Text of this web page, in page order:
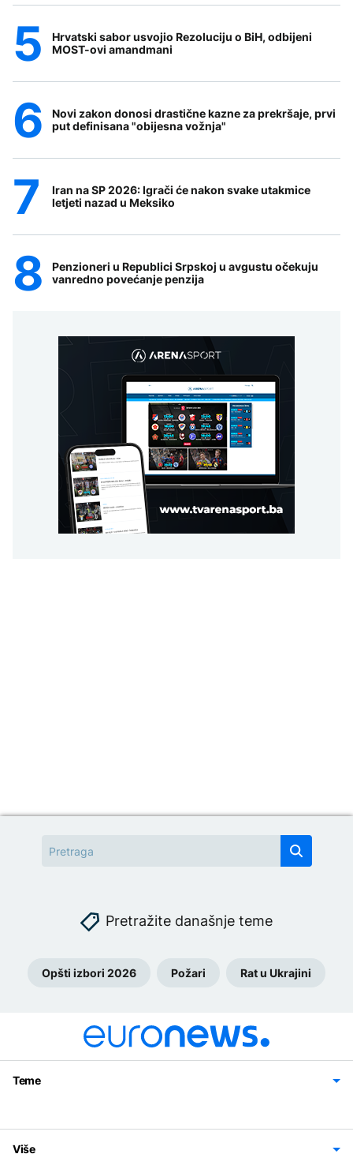
Hrvatski sabor usvojio Rezoluciju o BiH, odbijeni
MOST-ovi amandmani
Novi zakon donosi drastične kazne za prekršaje, prvi
put definisana "obijesna vožnja"
Iran na SP 2026: Igrači će nakon svake utakmice
letjeti nazad u Meksiko
Penzioneri u Republici Srpskoj u avgustu očekuju
vanredno povećanje penzija
Pretražite današnje teme
Opšti izbori 2026 Požari Rat u Ukrajini
Teme
Svijet
Sport
Magazin
Više